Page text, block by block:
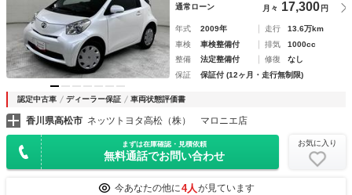
通常ローン 月々 17,300 円
年式 2009年 走行
13.6万km
車検
車検整備付 排気
1000cc
整備
法定整備付 修復
なし
保証
保証付 (12ヶ月・走行無制限)
認定中古車 ディーラー保証 車両状態評価書
香川県高松市 ネッツトヨタ高松（株） マロニエ店
まずは在庫確認・見積依頼
無料通話でお問い合わせ
お気に入り
今あなたの他に4人 が見ています